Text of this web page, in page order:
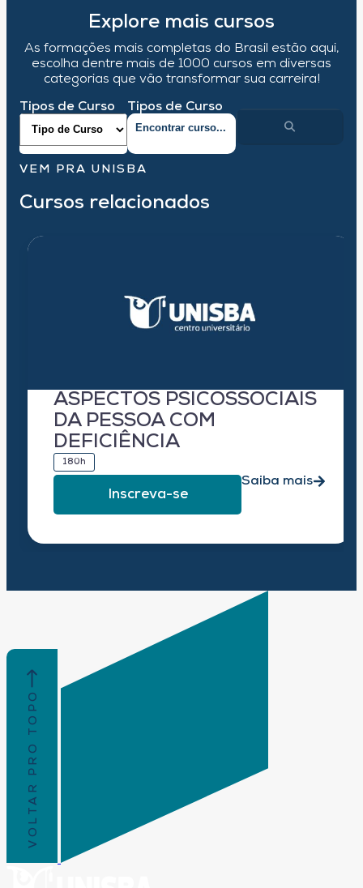
Explore mais cursos
As formações mais completas do Brasil estão aqui,
escolha dentre mais de 1000 cursos em diversas
categorias que vão transformar sua carreira!
Tipos de Curso Tipos de Curso
VEM PRA UNISBA
Cursos relacionados
ASPECTOS PSICOSSOCIAIS
DA PESSOA COM
DEFICIÊNCIA
180h
Inscreva-se
Saiba mais
VOLTAR PRO TOPO